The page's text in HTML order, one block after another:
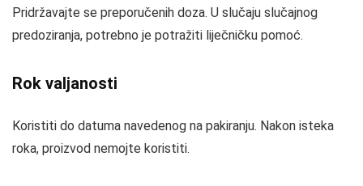
Pridržavajte se preporučenih doza. U slučaju slučajnog
predoziranja, potrebno je potražiti liječničku pomoć.
Rok valjanosti
Koristiti do datuma navedenog na pakiranju. Nakon isteka
roka, proizvod nemojte koristiti.